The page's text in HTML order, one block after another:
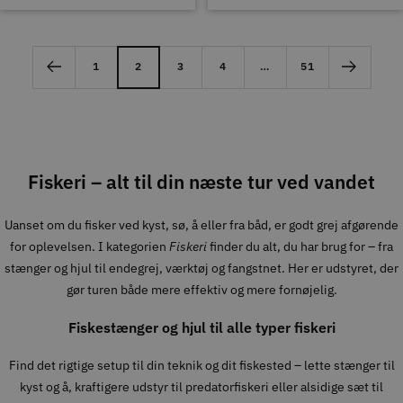
1 2 3 4 … 51
Fiskeri – alt til din næste tur ved vandet
Uanset om du fisker ved kyst, sø, å eller fra båd, er godt grej afgørende
for oplevelsen. I kategorien Fiskerifinder du alt, du har brug for – fra
stænger og hjul til endegrej, værktøj og fangstnet. Her er udstyret, der
gør turen både mere effektiv og mere fornøjelig.
Fiskestænger og hjul til alle typer fiskeri
Find det rigtige setup til din teknik og dit fiskested – lette stænger til
kyst og å, kraftigere udstyr til predatorfiskeri eller alsidige sæt til